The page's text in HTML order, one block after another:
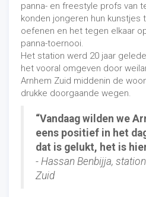
panna- en freestyle profs van
konden jongeren hun kunstjes
oefenen en het tegen elkaar
panna-toernooi.
Het station werd 20 jaar
het vooral omgeven door
Arnhem Zuid middenin de
drukke doorgaande wegen.
“Vandaag wilden we
eens positief in het
dat is gelukt, het is
- Hassan Benbijja,
Zuid